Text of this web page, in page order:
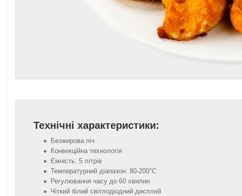
Технічні характеристики:
Безжирова піч
Конвекційна технологія
Ємність: 5 літрів
Температурний діапазон: 80-200°С
Регулювання часу до 60 хвилин
Чіткий білий світлодіодний дисплей